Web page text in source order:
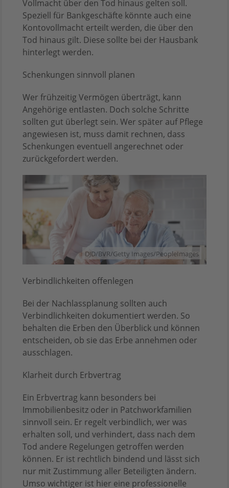
Vollmacht über den Tod hinaus gelten soll.
Speziell für Bankgeschäfte könnte auch eine
Kontovollmacht erteilt werden, die über den
Tod hinaus gilt. Diese sollte bei der Hausbank
hinterlegt werden.
Schenkungen sinnvoll planen
Wer frühzeitig Vermögen überträgt, kann
Angehörige entlasten. Doch solche Schritte
sollten gut überlegt sein. Wer später auf Pflege
angewiesen ist, muss damit rechnen, dass
Schenkungen eventuell angerechnet oder
zurückgefordert werden.
DJD/BVR/Getty Images/PeopleImages
Verbindlichkeiten offenlegen
Bei der Nachlassplanung sollten auch
Verbindlichkeiten dokumentiert werden. So
behalten die Erben den Überblick und können
entscheiden, ob sie das Erbe annehmen oder
ausschlagen.
Klarheit durch Erbvertrag
Ein Erbvertrag kann besonders bei
Immobilienbesitz oder in Patchworkfamilien
sinnvoll sein. Er regelt verbindlich, wer was
erhalten soll, und verhindert, dass nach dem
Tod andere Regelungen getroffen werden
können. Er ist rechtlich bindend und lässt sich
nur mit Zustimmung aller Beteiligten ändern.
Umso wichtiger ist hier eine professionelle